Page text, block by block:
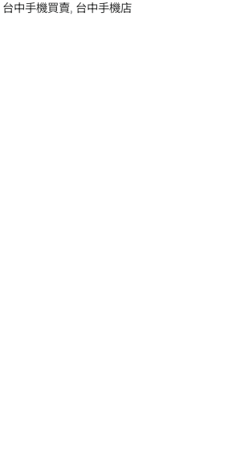
台中手機買賣, 台中手機店